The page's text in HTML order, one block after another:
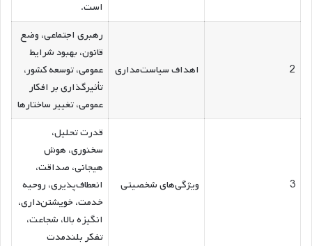
است.
2 اهداف سیاست‌مداری
رهبری اجتماعی، وضع
قانون، بهبود شرایط
عمومی، توسعه کشور،
تأثیرگذاری بر افکار
عمومی، تغییر ساختارها
3 ویژگی‌های شخصیتی
قدرت تحلیل،
سخنوری، هوش
هیجانی، صداقت،
انعطاف‌پذیری، روحیه
خدمت، خویشتن‌داری،
انگیزه بالا، شجاعت،
تفکر بلندمدت